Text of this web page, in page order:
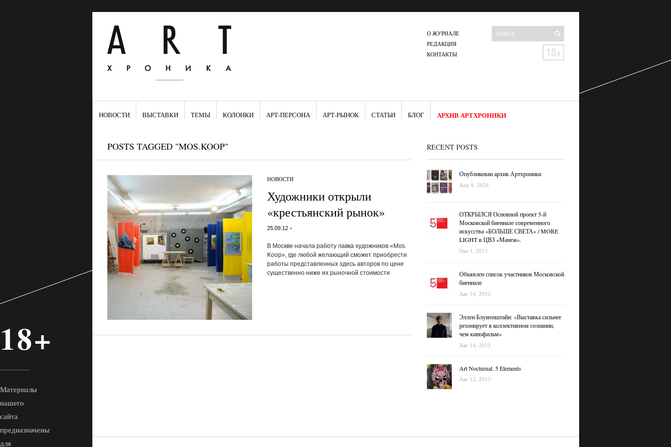
О ЖУРНАЛЕ
РЕДАКЦИЯ
КОНТАКТЫ
НОВОСТИ ВЫСТАВКИ ТЕМЫ КОЛОНКИ АРТ-ПЕРСОНА АРТ-РЫНОК СТАТЬИ БЛОГ АРХИВ АРТХРОНИКИ
POSTS TAGGED "MOS.KOOP"
НОВОСТИ
Художники открыли
«крестьянский рынок»
25.09.12 •
В Москве начала работу лавка художников «Mos.
Koop», где любой желающий сможет приобрести
работы представленных здесь авторов по цене
существенно ниже их рыночной стоимости
RECENT POSTS
Опубликован архив Артхроники
Апр 8, 2026
ОТКРЫЛСЯ Основной проект 5-й
Московской биеннале современного
искусства «БОЛЬШЕ СВЕТА» / MORE
LIGHT в ЦВЗ «Манеж».
Окт 1, 2013
Объявлен список участников Московской
биеннале
Авг 14, 2013
Эллен Блуменштайн: «Выставка сильнее
резонирует в коллективном сознании,
чем кинофильм»
Авг 14, 2013
Art Nocturnal. 5 Elements
Авг 12, 2013
18+
Материалы
нашего
сайта
предназначены
для